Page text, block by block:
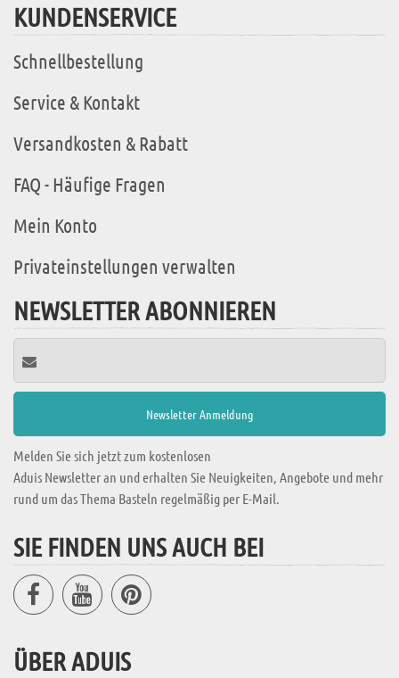
KUNDENSERVICE
Schnellbestellung
Service & Kontakt
Versandkosten & Rabatt
FAQ - Häufige Fragen
Mein Konto
Privateinstellungen verwalten
NEWSLETTER ABONNIEREN
Melden Sie sich jetzt zum kostenlosen
Aduis Newsletter an und erhalten Sie Neuigkeiten, Angebote und mehr
rund um das Thema Basteln regelmäßig per E-Mail.
SIE FINDEN UNS AUCH BEI
ÜBER ADUIS